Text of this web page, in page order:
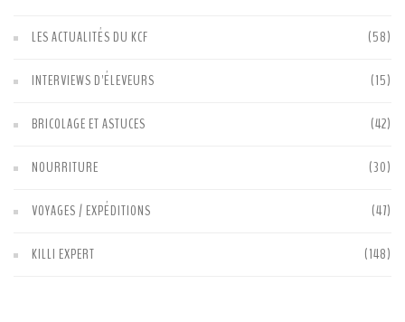
LES ACTUALITÉS DU KCF (58)
INTERVIEWS D'ÉLEVEURS (15)
BRICOLAGE ET ASTUCES (42)
NOURRITURE (30)
VOYAGES / EXPÉDITIONS (47)
KILLI EXPERT (148)